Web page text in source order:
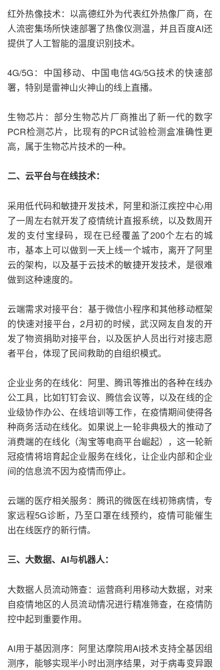
红外热像技术：以高德红外为代表红外热像厂商，在
人流密集场所快速部署了热像仪测温，并且百度AI还
提供了人工智能的温度识别技术。
4G/5G：中国移动、中国电信4G/5G技术的快速部
署，特别是雷神山火神山的线上直播。
生物芯片：部分生物芯片厂商推出了新一代的数字
PCR检测芯片，比现有的PCR试验检测盒准确性更
高，属于生物芯片技术的一种。
二、云平台与在线技术：
采用低代码和敏捷开发技术，阿里和浙江疾控中心用
了一周左右就开发了疫情统计直报系统，以及数周开
发的支付宝绿码，现在已经覆盖了200个左右的城
市，基本上可以做到一天上线一个城市，离开了阿里
云的架构，以及基于云技术的敏捷开发技术，是很难
做到这种速度的。
云端需求对接平台：基于微信小程序和其他移动框架
的快速对接平台，2月初的时候，武汉网友自发的开
发了物资捐助对接平台，以及医护人员出行对接志愿
者平台，体现了民间救助的自组织模式。
企业业务的在线化：阿里、腾讯等推出的各种在线办
公工具，比如钉钉会议、腾信会议等，以及在线的企
业级协作办公、在线培训等工作，在疫情期间使得各
种商务活动在线化。如果说上一轮非典极大的推动了
消费端的在线化（淘宝等电商平台崛起），这一轮新
冠疫情将培育起企业服务在线化，让企业内部和企业
间的信息流不因为疫情而停止。
云端的医疗相关服务：腾讯的微医在线初筛病情，专
家远程5G诊断，乃至口罩在线预约，疫情可能催生
出在线医疗的新行情。
三、大数据、AI与机器人：
大数据人员流动筛查：运营商利用移动大数据，对来
自疫情地区的人员流动情况进行精准筛查，在疫情防
控中起到重要作用。
AI用于基因测序：阿里达摩院用AI技术支持全基因组
测序，能够实现半小时出测序结果，对于病毒变异跟